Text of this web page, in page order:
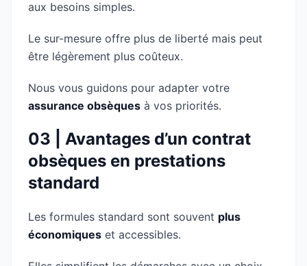
aux besoins simples.
Le sur-mesure offre plus de liberté mais peut
être légèrement plus coûteux.
Nous vous guidons pour adapter votre
assurance obsèques à vos priorités.
03 | Avantages d’un contrat
obsèques en prestations
standard
Les formules standard sont souvent plus
économiques et accessibles.